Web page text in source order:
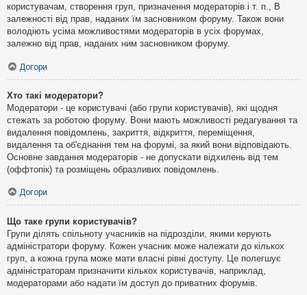
користувачам, створення груп, призначення модераторів і т. п., В
залежності від прав, наданих їм засновником форуму. Також вони
володіють усіма можливостями модераторів в усіх форумах,
залежно від прав, наданих ним засновником форуму.
Догори
Хто такі модератори?
Модератори - це користувачі (або групи користувачів), які щодня
стежать за роботою форуму. Вони мають можливості редагування та
видалення повідомлень, закриття, відкриття, переміщення,
видалення та об'єднання тем на форумі, за який вони відповідають.
Основне завдання модераторів - не допускати відхилень від тем
(оффтопік) та розміщень образливих повідомлень.
Догори
Що таке групи користувачів?
Групи ділять спільноту учасників на підрозділи, якими керують
адміністратори форуму. Кожен учасник може належати до кількох
груп, а кожна група може мати власні рівні доступу. Це полегшує
адміністраторам призначити кількох користувачів, наприклад,
модераторами або надати їм доступ до приватних форумів.